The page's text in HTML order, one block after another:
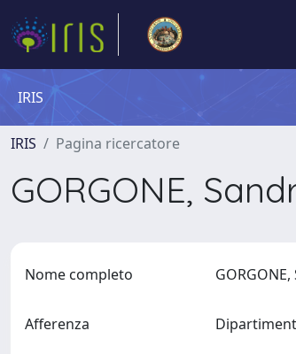
IRIS
IRIS Pagina ricercatore
GORGONE,
Nome completo
Afferenza